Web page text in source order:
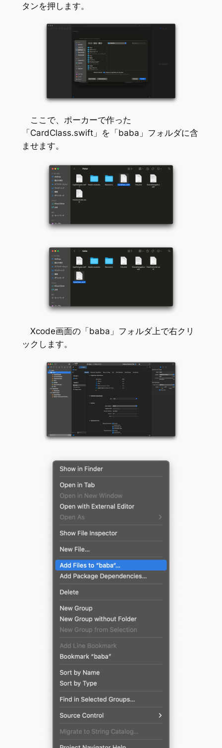
タンを押します。
ここで、ポーカーで作った
「CardClass.swift」を「baba」フォルダに含
ませます。
Xcode画面の「baba」フォルダ上で右クリ
ックします。